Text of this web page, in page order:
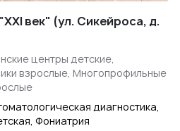
век" (ул. Сикейроса, д.
центры детские,
взрослые, Многопрофильные
диагностика,
Фониатрия